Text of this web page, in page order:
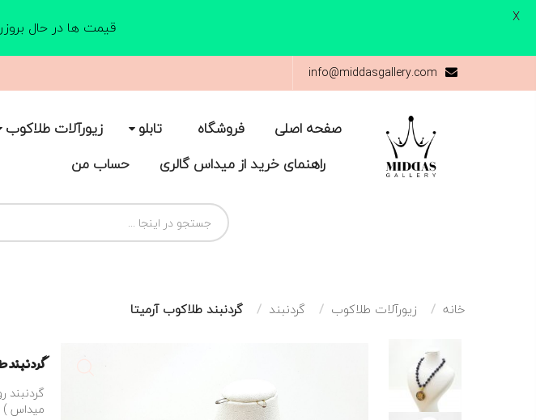
info@middasgallery.com
صفحه اصلی فروشگاه تابلو زیورآلات طلاکوب
راهنمای خرید از میداس گالری
حساب من
خانه زیورآلات طلاکوب گردنبند گردنبند طلاکوب آرمیتا
گردنبند
گردنبند
میداس )
قیمت ها در حال X